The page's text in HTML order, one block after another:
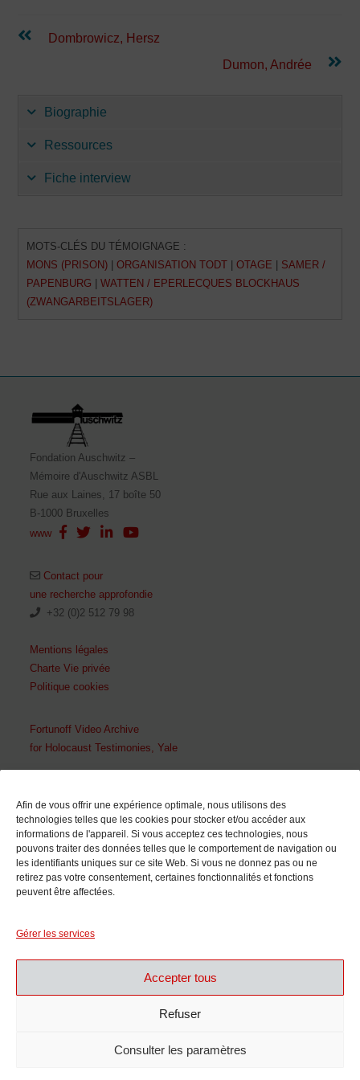
Afin de vous offrir une expérience optimale, nous utilisons des
technologies telles que les cookies pour stocker et/ou accéder aux
informations de l'appareil. Si vous acceptez ces technologies, nous
pouvons traiter des données telles que le comportement de navigation ou
les identifiants uniques sur ce site Web. Si vous ne donnez pas ou ne
retirez pas votre consentement, certaines fonctionnalités et fonctions
peuvent être affectées.
Gérer les services
Accepter tous
Refuser
Consulter les paramètres
Continuer
Dombrowicz, Hersz
Dumon, Andrée
Biographie
Ressources
Fiche interview
MOTS-CLÉS DU TÉMOIGNAGE :
MONS (PRISON) |ORGANISATION TODT |OTAGE
SAMER /
PAPENBURG |WATTEN / EPERLECQUES BLOCKHAUS
(ZWANGARBEITSLAGER)
Fondation Auschwitz –
Mémoire d'Auschwitz ASBL
Rue aux Laines, 17 boîte 50
B-1000 Bruxelles
www
Contact pour
une recherche approfondie
+32 (0)2 512 79 98
Mentions légales
Charte Vie privée
Politique cookies
Fortunoff Video Archive
for Holocaust Testimonies, Yale
En collaboration avec